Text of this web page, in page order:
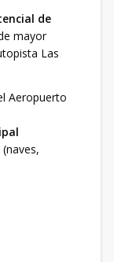
de
mayor
Las
Aeropuerto
(naves,